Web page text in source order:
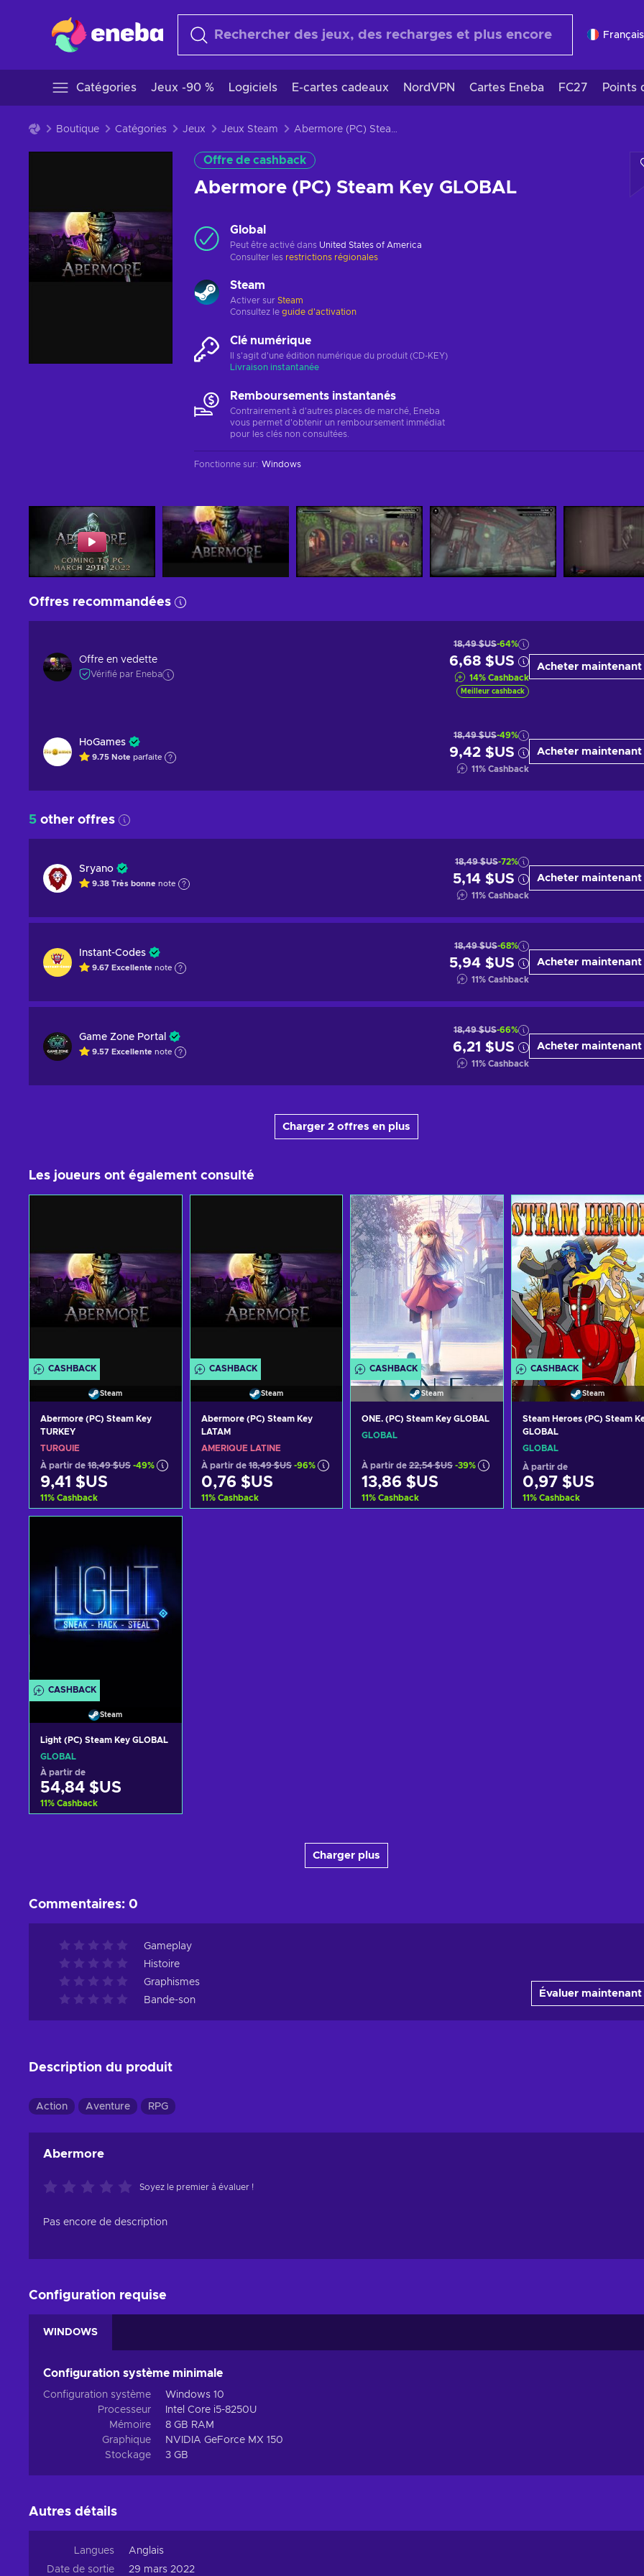
Français
Catégories Jeux -90 % Logiciels E-cartes cadeaux NordVPN Cartes Eneba FC27 Points
Boutique Catégories Jeux Jeux Steam Abermore (PC) Steam Key GLOBAL
Offre de cashback
Abermore (PC) Steam Key GLOBAL
Global
Peut être activé dans United States of America
Consulter les restrictions régionales
Steam
Activer sur Steam
Consultez le guide d'activation
Clé numérique
Il s'agit d'une édition numérique du produit (CD-KEY)
Livraison instantanée
Remboursements instantanés
Contrairement à d'autres places de marché, Eneba
vous permet d'obtenir un remboursement immédiat
pour les clés non consultées.
Fonctionne sur: Windows
Offres recommandées
Offre en vedette
Vérifié par Eneba
18,49 $US-64%
6,68 $US
14% Cashback
Meilleur cashback
Acheter maintenant
HoGames
9.75 Note parfaite
18,49 $US-49%
9,42 $US
11% Cashback
Acheter maintenant
5 other offres
Sryano
9.38 Très bonne note
18,49 $US-72%
5,14 $US
11% Cashback
Acheter maintenant
Instant-Codes
9.67 Excellente note
18,49 $US-68%
5,94 $US
11% Cashback
Acheter maintenant
Game Zone Portal
9.57 Excellente note
18,49 $US-66%
6,21 $US
11% Cashback
Acheter maintenant
Charger 2 offres en plus
Les joueurs ont également consulté
CASHBACK
Steam
Abermore (PC) Steam Key
TURKEY
TURQUIE
À partir de 18,49 $US -49%
9,41 $US
11% Cashback
CASHBACK
Steam
Abermore (PC) Steam Key
LATAM
AMÉRIQUE LATINE
À partir de 18,49 $US -96%
0,76 $US
11% Cashback
CASHBACK
Steam
ONE. (PC) Steam Key GLOBAL
GLOBAL
À partir de 22,54 $US -39%
13,86 $US
11% Cashback
CASHBACK
Steam
Steam Heroes (PC) Steam
GLOBAL
GLOBAL
À partir de
0,97 $US
11% Cashback
CASHBACK
Steam
Light (PC) Steam Key GLOBAL
GLOBAL
À partir de
54,84 $US
11% Cashback
Charger plus
Commentaires: 0
Gameplay
Histoire
Graphismes
Bande-son
Évaluer maintenant
Description du produit
Action Aventure RPG
Abermore
Soyez le premier à évaluer !
Pas encore de description
Configuration requise
WINDOWS
Configuration système minimale
Configuration système
Windows 10
Processeur
Intel Core i5-8250U
Mémoire
8 GB RAM
Graphique
NVIDIA GeForce MX 150
Stockage
3 GB
Autres détails
Langues
Anglais
Date de sortie
29 mars 2022